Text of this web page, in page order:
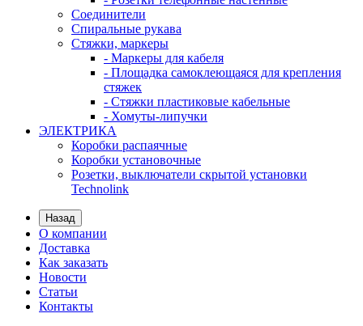
Соединители
Спиральные рукава
Стяжки, маркеры
- Маркеры для кабеля
- Площадка самоклеющаяся для крепления
стяжек
- Стяжки пластиковые кабельные
- Хомуты-липучки
ЭЛЕКТРИКА
Коробки распаячные
Коробки установочные
Розетки, выключатели скрытой установки
Technolink
Назад
О компании
Доставка
Как заказать
Новости
Статьи
Контакты